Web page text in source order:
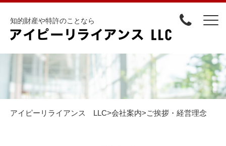
知的財産や特許のことなら
アイピーリライアンス LLC>会社案内>ご挨拶・経営理念